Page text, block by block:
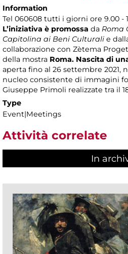
Information
Tel 060608 tutti i giorni ore 9.00 -
L’iniziativa è promossa da Roma
Capitolina ai Beni Culturali e
collaborazione con Zètema
della mostra Roma. Nascita di
aperta fino al 26 settembre 2021,
nucleo consistente di immagini
Giuseppe Primoli realizzate tra il
Type
Event|Meetings
Attività correlate
In